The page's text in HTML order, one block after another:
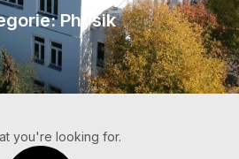
Physik
you're looking for.